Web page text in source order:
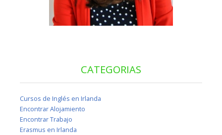
CATEGORIAS
Cursos de Inglés en Irlanda
Encontrar Alojamiento
Encontrar Trabajo
Erasmus en Irlanda